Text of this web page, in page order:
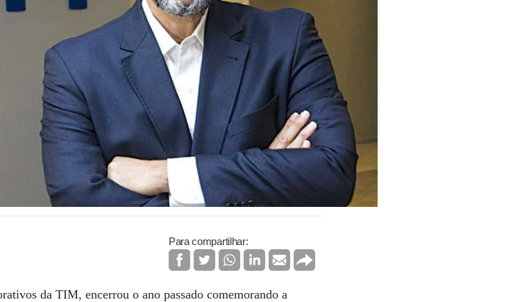
Para compartilhar:
da TIM, encerrou o ano passado comemorando a